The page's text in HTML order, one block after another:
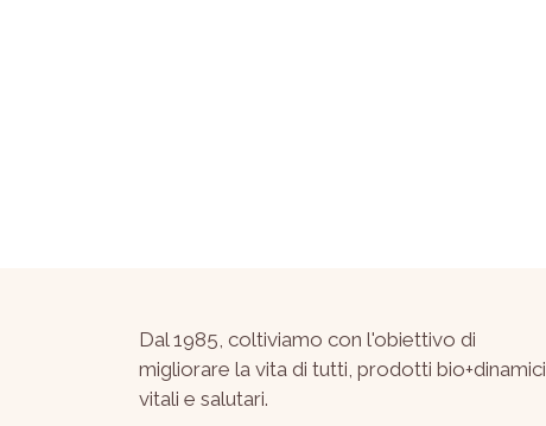
Dal 1985, coltiviamo con l'obiettivo di
migliorare la vita di tutti, prodotti bio+dinamici,
vitali e salutari.